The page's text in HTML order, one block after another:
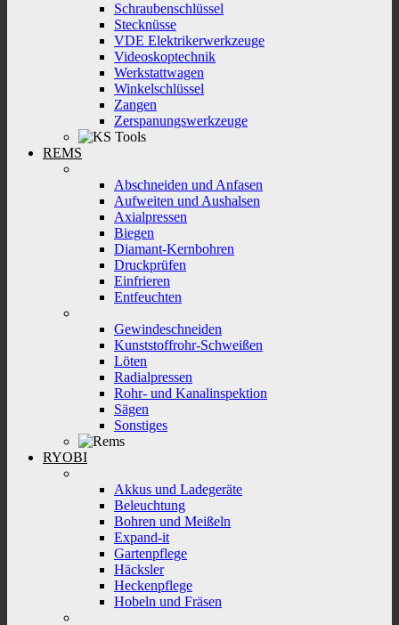
Schraubenschlüssel
Stecknüsse
VDE Elektrikerwerkzeuge
Videoskoptechnik
Werkstattwagen
Winkelschlüssel
Zangen
Zerspanungswerkzeuge
REMS
Abschneiden und Anfasen
Aufweiten und Aushalsen
Axialpressen
Biegen
Diamant-Kernbohren
Druckprüfen
Einfrieren
Entfeuchten
Gewindeschneiden
Kunststoffrohr-Schweißen
Löten
Radialpressen
Rohr- und Kanalinspektion
Sägen
Sonstiges
RYOBI
Akkus und Ladegeräte
Beleuchtung
Bohren und Meißeln
Expand-it
Gartenpflege
Häcksler
Heckenpflege
Hobeln und Fräsen